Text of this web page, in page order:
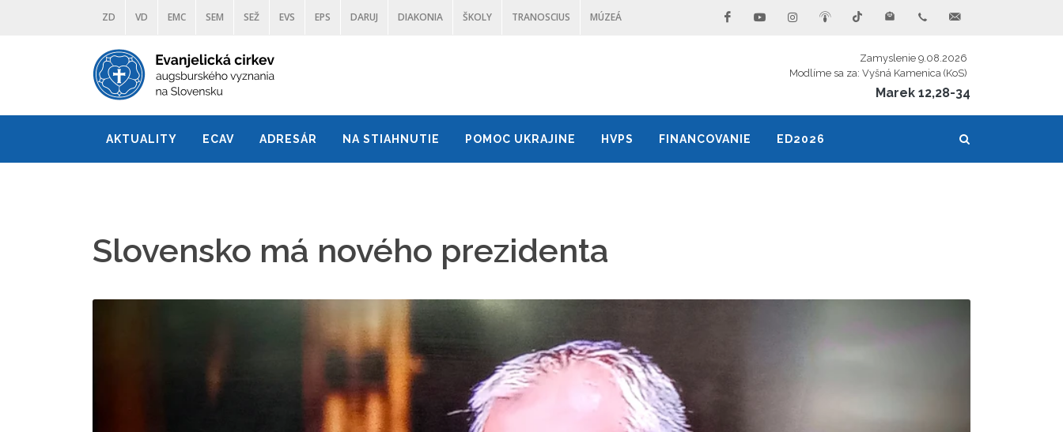
ZD VD EMC SEM SEŽ EVS EPS DARUJ DIAKONIA ŠKOLY TRANOSCIUS MÚZEÁ
Zamyslenie 9.08.2026
Modlíme sa za: Vyšná Kamenica (KoS)
Marek 12,28-34
AKTUALITY ECAV ADRESÁR NA STIAHNUTIE POMOC UKRAJINE HVPS FINANCOVANIE ED2026
Slovensko má nového prezidenta